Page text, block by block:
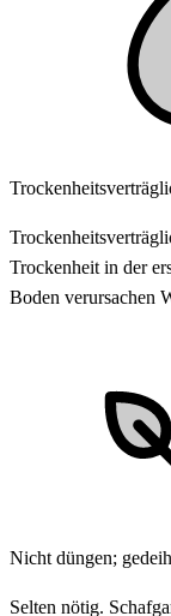
Trockenheit in der
Boden verursachen
Nicht düngen;
Selten nötig.